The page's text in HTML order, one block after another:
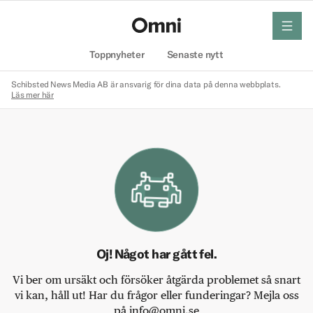
Toppnyheter Senaste nytt
meny
Schibsted News Media AB är ansvarig för dina data på denna webbplats.
Läs mer här
Oj! Något har gått fel.
Vi ber om ursäkt och försöker åtgärda problemet så snart
vi kan, håll ut! Har du frågor eller funderingar? Mejla oss